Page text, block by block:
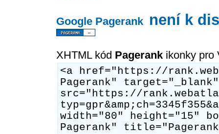
Google Pagerank není k
XHTML kód Pagerank ikonky pro
<a href="https://
Pagerank"
src="https://
width="80" height="15"
Pagerank"